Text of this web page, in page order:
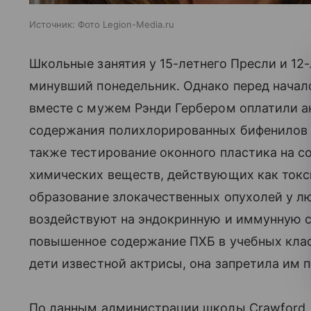
Источник: Фото Legion-Media.ru
Школьные занятия у 15-летнего Пресли и
минувший понедельник. Однако перед
вместе с мужем Рэнди Гербером оплатили
содержания полихлорированных бифенилов
также тестирование оконного пластика на
химических веществ, действующих как
образование злокачественных опухолей у
воздействуют на эндокринную и иммунную
повышенное содержание ПХБ в учебных
дети известной актрисы, она запретила им
По данным администрации школы Crawford,